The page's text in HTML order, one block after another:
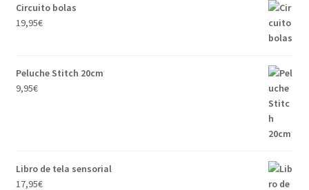
Circuito bolas
19,95€
Peluche Stitch 20cm
9,95€
Libro de tela sensorial
17,95€